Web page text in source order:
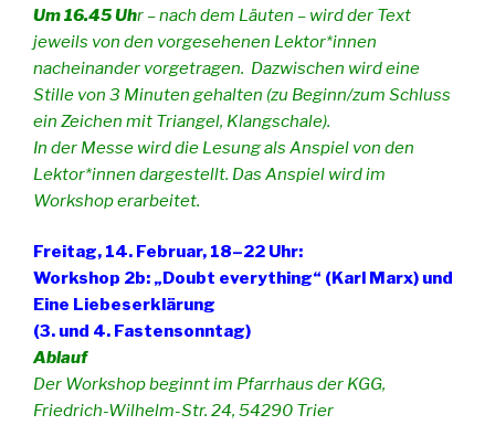
Um 16.45 Uhr – nach dem Läuten – wird der Text
jeweils von den vorgesehenen Lektor*innen
nacheinander vorgetragen. Dazwischen wird eine
Stille von 3 Minuten gehalten (zu Beginn/zum Schluss
ein Zeichen mit Triangel, Klangschale).
In der Messe wird die Lesung als Anspiel von den
Lektor*innen dargestellt. Das Anspiel wird im
Workshop erarbeitet.
Freitag, 14. Februar, 18–22 Uhr:
Workshop 2b: „Doubt everything“ (Karl Marx) und
Eine Liebeserklärung
(3. und 4. Fastensonntag)
Ablauf
Der Workshop beginnt im Pfarrhaus der KGG,
Friedrich-Wilhelm-Str. 24, 54290 Trier